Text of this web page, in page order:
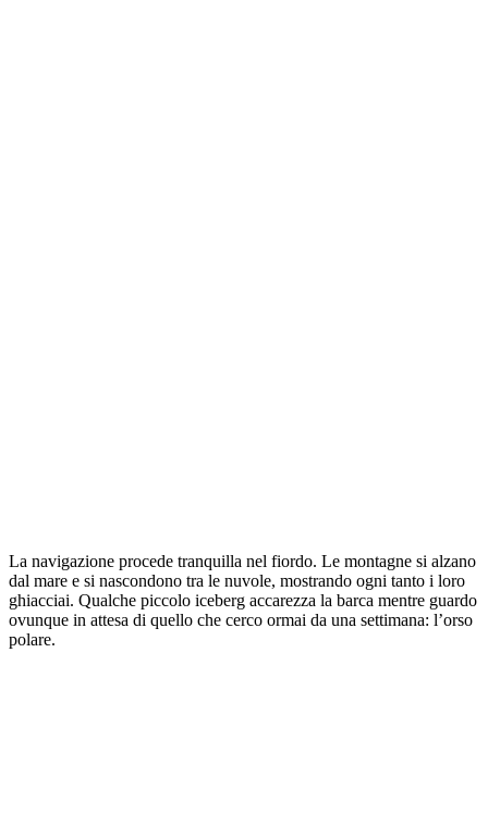
La navigazione procede tranquilla nel fiordo. Le montagne si alzano
dal mare e si nascondono tra le nuvole, mostrando ogni tanto i loro
ghiacciai. Qualche piccolo iceberg accarezza la barca mentre guardo
ovunque in attesa di quello che cerco ormai da una settimana: l’orso
polare.